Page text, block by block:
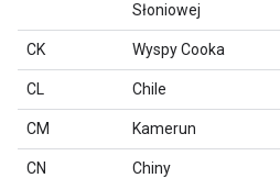
Słoniowej
CK Wyspy Cooka
CL Chile
CM Kamerun
CN Chiny